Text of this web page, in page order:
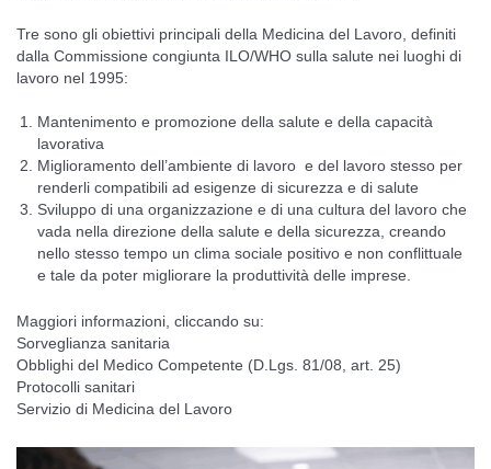
Tre sono gli obiettivi principali della Medicina del Lavoro, definiti
dalla Commissione congiunta ILO/WHO sulla salute nei luoghi di
lavoro nel 1995:
Mantenimento e promozione della salute e della capacità
lavorativa
Miglioramento dell’ambiente di lavoro e del lavoro stesso per
renderli compatibili ad esigenze di sicurezza e di salute
Sviluppo di una organizzazione e di una cultura del lavoro che
vada nella direzione della salute e della sicurezza, creando
nello stesso tempo un clima sociale positivo e non conflittuale
e tale da poter migliorare la produttività delle imprese.
Maggiori informazioni, cliccando su:
Sorveglianza sanitaria
Obblighi del Medico Competente (D.Lgs. 81/08, art. 25)
Protocolli sanitari
Servizio di Medicina del Lavoro